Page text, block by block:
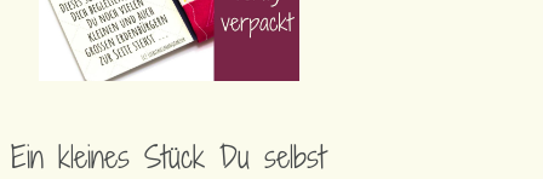
Ein kleines Stück Du selbst